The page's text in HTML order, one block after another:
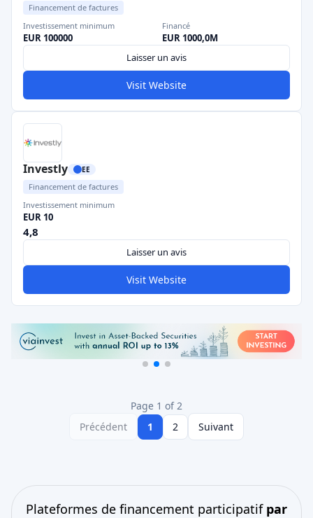
Financement de factures
Investissement minimum
EUR 100000
Financé
EUR 1000,0M
Laisser un avis
Visit Website
Investly EE
Financement de factures
Investissement minimum
EUR 10
4,8
Laisser un avis
Visit Website
Page 1 of 2
Précédent
1 2 Suivant
Plateformes de financement participatif par